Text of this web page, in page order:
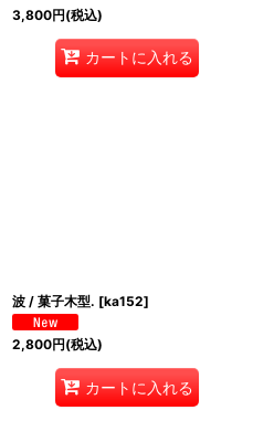
3,800円(税込)
カートに入れる
波 / 菓子木型. [ka152]
2,800円(税込)
カートに入れる